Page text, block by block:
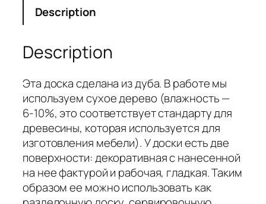
Description
Description
Эта доска сделана из дуба. В работе мы
используем сухое дерево (влажность —
6-10%, это соответствует стандарту для
древесины, которая используется для
изготовления мебели). У доски есть две
поверхности: декоративная с нанесенной
на нее фактурой и рабочая, гладкая. Таким
образом ее можно использовать как